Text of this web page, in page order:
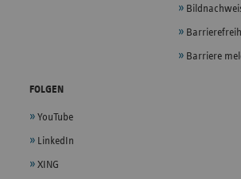
Barriere
FOLGEN
YouTube
LinkedIn
XING